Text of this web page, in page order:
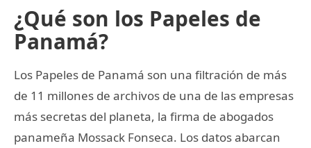
¿Qué son los Papeles de
Panamá?
Los Papeles de Panamá son una filtración de más
de 11 millones de archivos de una de las empresas
más secretas del planeta, la firma de abogados
panameña Mossack Fonseca. Los datos abarcan